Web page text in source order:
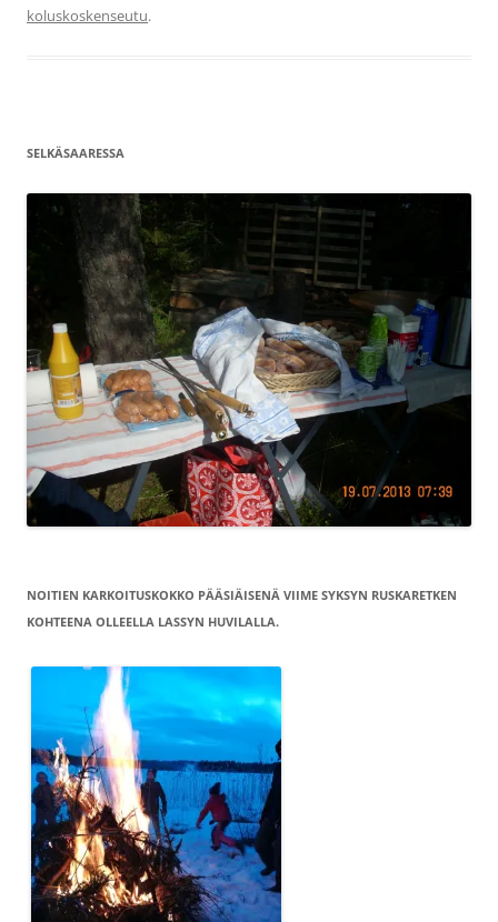
koluskoskenseutu.
SELKÄSAARESSA
NOITIEN KARKOITUSKOKKO PÄÄSIÄISENÄ VIIME SYKSYN RUSKARETKEN
KOHTEENA OLLEELLA LASSYN HUVILALLA.